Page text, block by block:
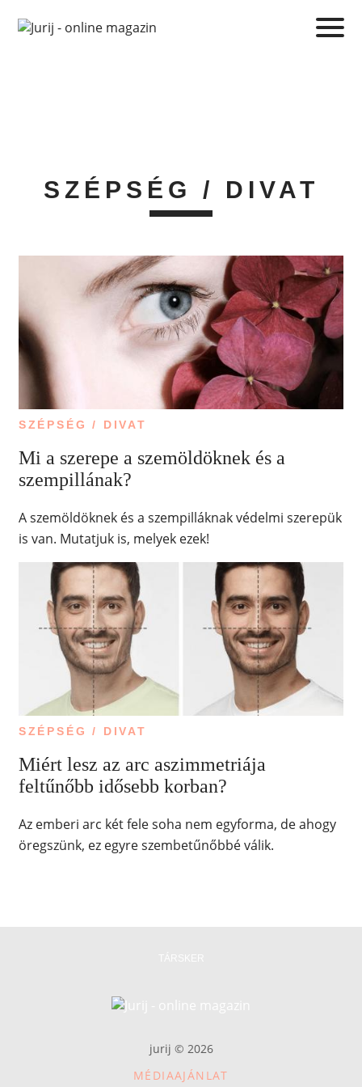
SZÉPSÉG / DIVAT
SZÉPSÉG / DIVAT
Mi a szerepe a szemöldöknek és a
szempillának?
A szemöldöknek és a szempilláknak védelmi szerepük
is van. Mutatjuk is, melyek ezek!
SZÉPSÉG / DIVAT
Miért lesz az arc aszimmetriája
feltűnőbb idősebb korban?
Az emberi arc két fele soha nem egyforma, de ahogy
öregszünk, ez egyre szembetűnőbbé válik.
jurij © 2026
MÉDIAAJÁNLAT